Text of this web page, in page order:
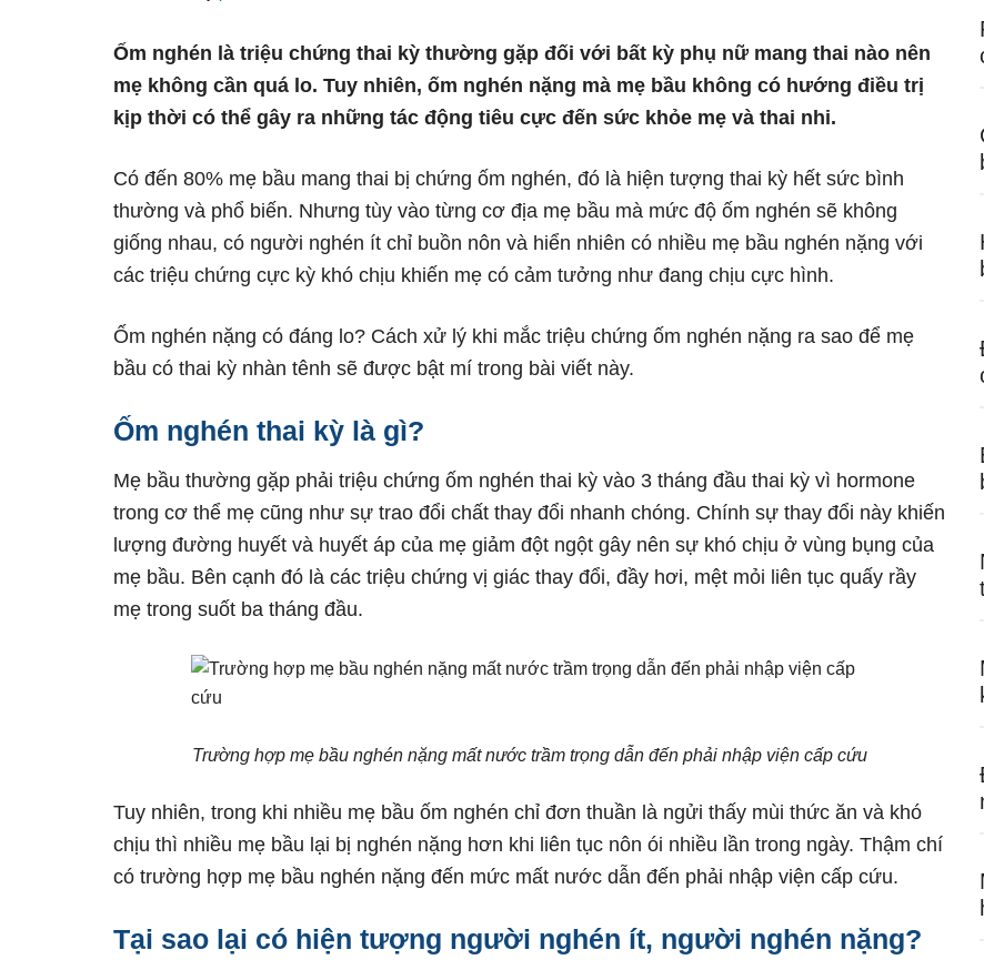
Ốm nghén là triệu chứng thai kỳ thường gặp đối với bất kỳ phụ nữ mang thai nào nên
mẹ không cần quá lo. Tuy nhiên, ốm nghén nặng mà mẹ bầu không có hướng điều trị
kịp thời có thể gây ra những tác động tiêu cực đến sức khỏe mẹ và thai nhi.
Có đến 80% mẹ bầu mang thai bị chứng ốm nghén, đó là hiện tượng thai kỳ hết sức bình
thường và phổ biến. Nhưng tùy vào từng cơ địa mẹ bầu mà mức độ ốm nghén sẽ không
giống nhau, có người nghén ít chỉ buồn nôn và hiển nhiên có nhiều mẹ bầu nghén nặng với
các triệu chứng cực kỳ khó chịu khiến mẹ có cảm tưởng như đang chịu cực hình.
Ốm nghén nặng có đáng lo? Cách xử lý khi mắc triệu chứng ốm nghén nặng ra sao để mẹ
bầu có thai kỳ nhàn tênh sẽ được bật mí trong bài viết này.
Ốm nghén thai kỳ là gì?
Mẹ bầu thường gặp phải triệu chứng ốm nghén thai kỳ vào 3 tháng đầu thai kỳ vì hormone
trong cơ thể mẹ cũng như sự trao đổi chất thay đổi nhanh chóng. Chính sự thay đổi này khiến
lượng đường huyết và huyết áp của mẹ giảm đột ngột gây nên sự khó chịu ở vùng bụng của
mẹ bầu. Bên cạnh đó là các triệu chứng vị giác thay đổi, đầy hơi, mệt mỏi liên tục quấy rầy
mẹ trong suốt ba tháng đầu.
Trường hợp mẹ bầu nghén nặng mất nước trầm trọng dẫn đến phải nhập viện cấp cứu
Tuy nhiên, trong khi nhiều mẹ bầu ốm nghén chỉ đơn thuần là ngửi thấy mùi thức ăn và khó
chịu thì nhiều mẹ bầu lại bị nghén nặng hơn khi liên tục nôn ói nhiều lần trong ngày. Thậm chí
có trường hợp mẹ bầu nghén nặng đến mức mất nước dẫn đến phải nhập viện cấp cứu.
Tại sao lại có hiện tượng người nghén ít, người nghén nặng?